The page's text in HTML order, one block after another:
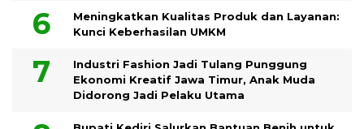
Meningkatkan Kualitas Produk dan Layanan:
Kunci Keberhasilan UMKM
Industri Fashion Jadi Tulang Punggung
Ekonomi Kreatif Jawa Timur, Anak Muda
Didorong Jadi Pelaku Utama